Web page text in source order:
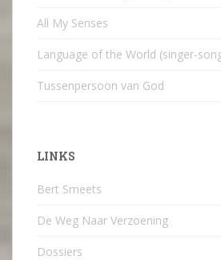
All My Senses
Language of the World (singer-
Tussenpersoon van God
LINKS
Bert Smeets
De Weg Naar Verzoening
Dossiers